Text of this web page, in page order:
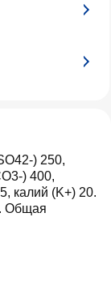
) 250,
) 400,
калий (K+) 20.
Общая